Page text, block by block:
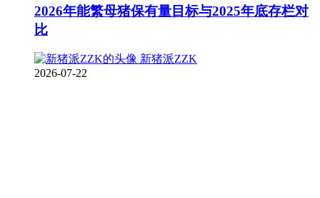
2026年能繁母猪保有量目标与2025年底存栏对
比
新猪派ZZK
2026-07-22